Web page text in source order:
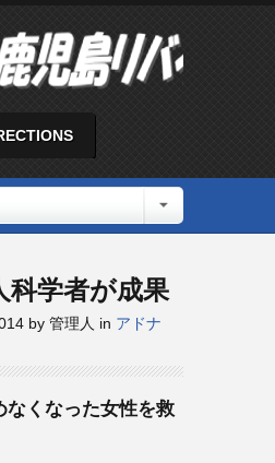
科学者が成果
by 管理人 in アドナ
なくなった女性を救